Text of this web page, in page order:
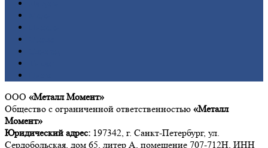
ООО «Металл Момент»
Общество с ограниченной ответственностью «Металл
Момент»
Юридический адрес: 197342, г. Санкт-Петербург, ул.
Сердобольская, дом 65, литер А, помещение 707-712Н, ИНН